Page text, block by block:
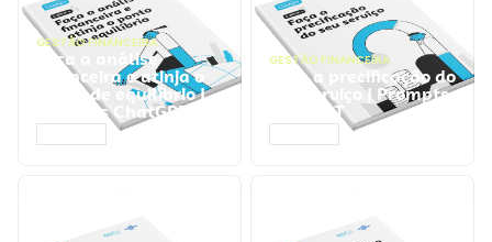
GESTÃO FINANCEIRA
Faça a análise
financeira e atinja o
ponto de equilíbrio |
Prompts ChatGPT
GESTÃO FINANCEIRA
Faça a precificação do
seu serviço | Prompts
ChatGPT